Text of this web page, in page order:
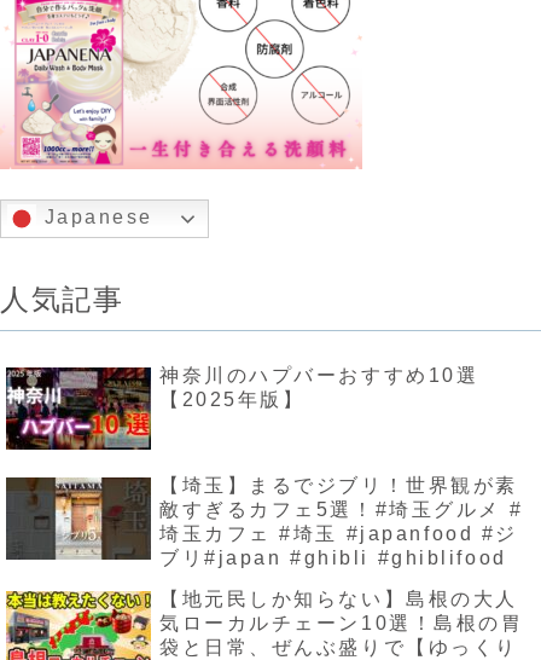
Japanese
人気記事
神奈川のハプバーおすすめ10選
【2025年版】
【埼玉】まるでジブリ！世界観が素
敵すぎるカフェ5選！#埼玉グルメ #
埼玉カフェ #埼玉 #japanfood #ジ
ブリ#japan #ghibli #ghiblifood
【地元民しか知らない】島根の大人
気ローカルチェーン10選！島根の胃
袋と日常、ぜんぶ盛りで【ゆっくり